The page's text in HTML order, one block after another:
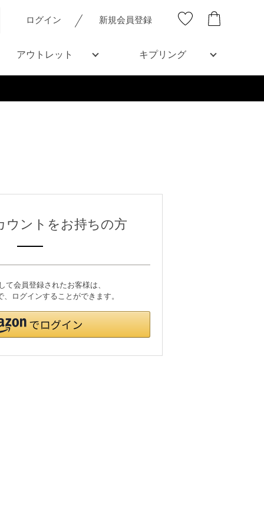
ログイン 新規会員登録
アウトレット キプリング
ウントをお持ちの方
て会員登録されたお客様は、
ログインすることができます。